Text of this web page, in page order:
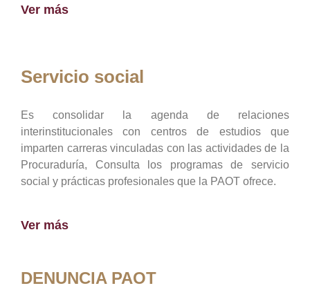
Ver más
Servicio social
Es consolidar la agenda de relaciones
interinstitucionales con centros de estudios que
imparten carreras vinculadas con las actividades de la
Procuraduría, Consulta los programas de servicio
social y prácticas profesionales que la PAOT ofrece.
Ver más
DENUNCIA PAOT